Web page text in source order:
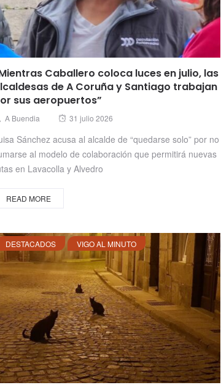
Caballero coloca luces en julio, las
de A Coruña y Santiago trabajan
sus aeropuertos”
Author
A Buendia
Posted
31 julio 2026
Sánchez acusa al alcalde de “quedarse solo” por no
al modelo de colaboración que permitirá nuevas
en Lavacolla y Alvedro
READ MORE
DESTACADOS VIGO AL MINUTO